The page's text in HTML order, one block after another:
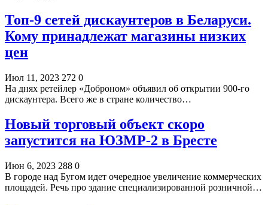
Топ-9 сетей дискаунтеров в Беларуси.
Кому принадлежат магазины низких
цен
Июл 11, 2023 272 0
На днях ретейлер «Доброном» объявил об открытии 900-го
дискаунтера. Всего же в стране количество…
Новый торговый объект скоро
запустится на ЮЗМР-2 в Бресте
Июн 6, 2023 288 0
В городе над Бугом идет очередное увеличение коммерческих
площадей. Речь про здание специализированной розничной…